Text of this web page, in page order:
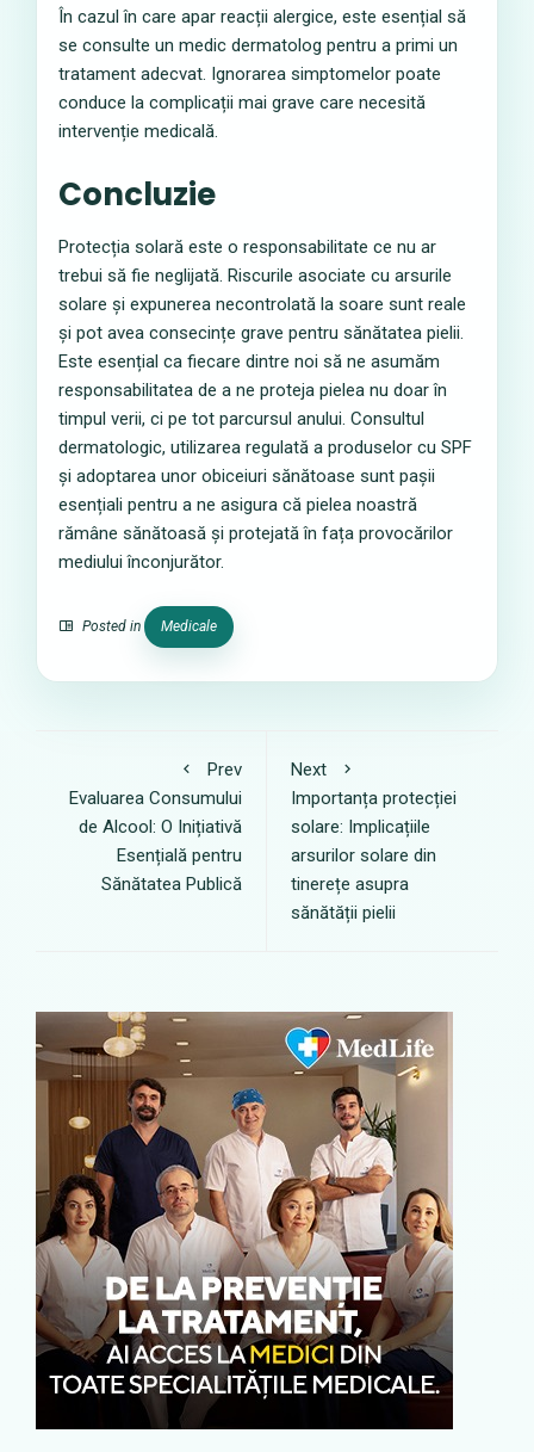
În cazul în care apar reacții alergice, este esențial să
se consulte un medic dermatolog pentru a primi un
tratament adecvat. Ignorarea simptomelor poate
conduce la complicații mai grave care necesită
intervenție medicală.
Concluzie
Protecția solară este o responsabilitate ce nu ar
trebui să fie neglijată. Riscurile asociate cu arsurile
solare și expunerea necontrolată la soare sunt reale
și pot avea consecințe grave pentru sănătatea pielii.
Este esențial ca fiecare dintre noi să ne asumăm
responsabilitatea de a ne proteja pielea nu doar în
timpul verii, ci pe tot parcursul anului. Consultul
dermatologic, utilizarea regulată a produselor cu SPF
și adoptarea unor obiceiuri sănătoase sunt pașii
esențiali pentru a ne asigura că pielea noastră
rămâne sănătoasă și protejată în fața provocărilor
mediului înconjurător.
Posted in Medicale
Prev
Evaluarea Consumului
de Alcool: O Inițiativă
Esențială pentru
Sănătatea Publică
Next
Importanța protecției
solare: Implicațiile
arsurilor solare din
tinerețe asupra
sănătății pielii